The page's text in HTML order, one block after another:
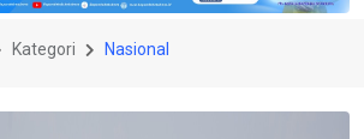
Kategori Nasional